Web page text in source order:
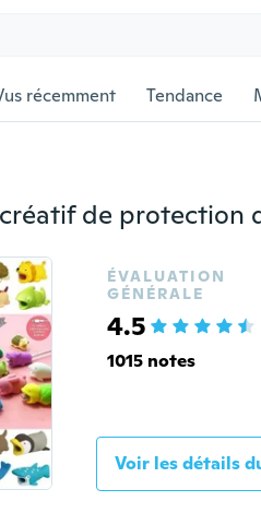
récemment Tendance
ÉVALUATION
GÉNÉRALE
4.5
1015 notes
Voir les détails